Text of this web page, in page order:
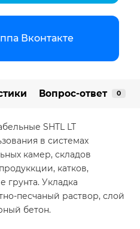
Вконтакте
Вопрос-ответ 0
SHTL LT
в системах
камер, складов
катков,
Укладка
песчаный раствор, слой
бетон.